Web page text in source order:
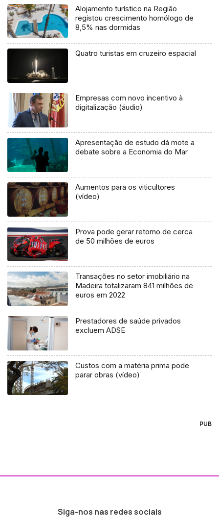
Alojamento turístico na Região
registou crescimento homólogo de
8,5% nas dormidas
Quatro turistas em cruzeiro espacial
Empresas com novo incentivo à
digitalização (áudio)
Apresentação de estudo dá mote a
debate sobre a Economia do Mar
Aumentos para os viticultores
(vídeo)
Prova pode gerar retorno de cerca
de 50 milhões de euros
Transações no setor imobiliário na
Madeira totalizaram 841 milhões de
euros em 2022
Prestadores de saúde privados
excluem ADSE
Custos com a matéria prima pode
parar obras (vídeo)
PUB
Siga-nos nas redes sociais